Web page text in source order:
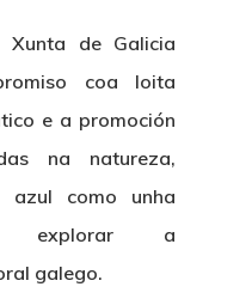
de Galicia
coa loita
e a promoción
na natureza,
azul como unha
explorar a
galego.